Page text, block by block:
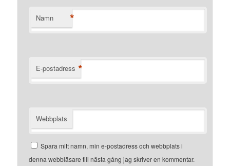
Namn *
E-postadress *
Webbplats
Spara mitt namn, min e-postadress och webbplats i
denna webbläsare till nästa gång jag skriver en kommentar.